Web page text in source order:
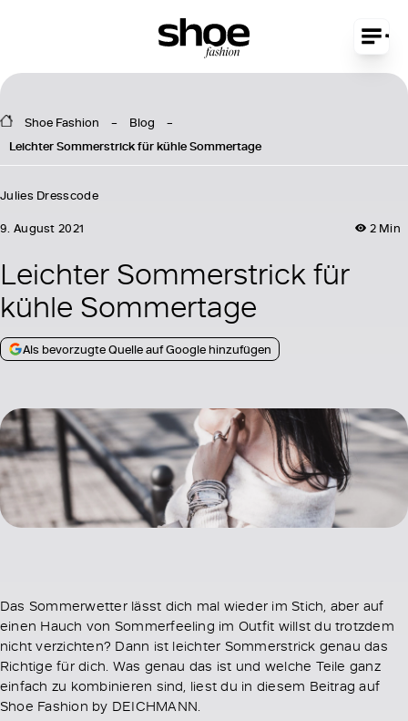
Shoe Fashion
Blog
Leichter Sommerstrick für kühle Sommertage
Julies Dresscode
2 Min
9. August 2021
Leichter Sommerstrick für
kühle Sommertage
Als bevorzugte Quelle auf Google hinzufügen
Das Sommerwetter lässt dich mal wieder im Stich, aber auf
einen Hauch von Sommerfeeling im Outfit willst du trotzdem
nicht verzichten? Dann ist leichter Sommerstrick genau das
Richtige für dich. Was genau das ist und welche Teile ganz
einfach zu kombinieren sind, liest du in diesem Beitrag auf
Shoe Fashion by DEICHMANN.